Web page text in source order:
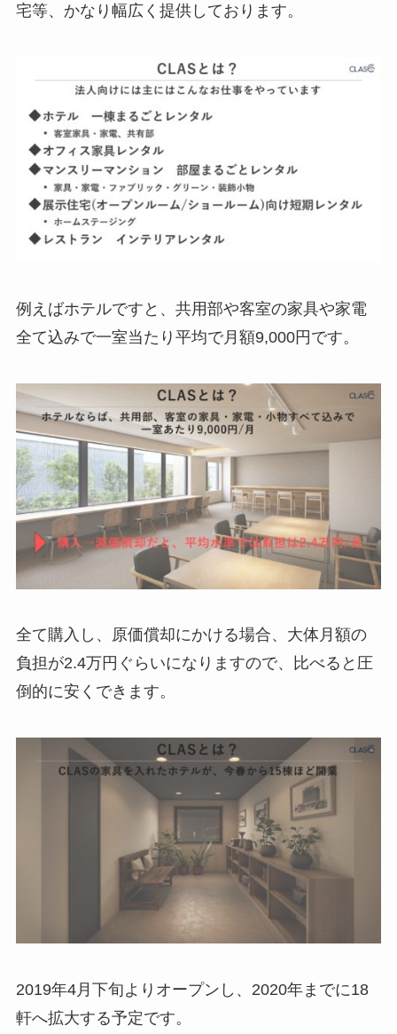
宅等、かなり幅広く提供しております。
例えばホテルですと、共用部や客室の家具や家電
全て込みで一室当たり平均で月額9,000円です。
全て購入し、原価償却にかける場合、大体月額の
負担が2.4万円ぐらいになりますので、比べると圧
倒的に安くできます。
2019年4月下旬よりオープンし、2020年までに18
軒へ拡大する予定です。